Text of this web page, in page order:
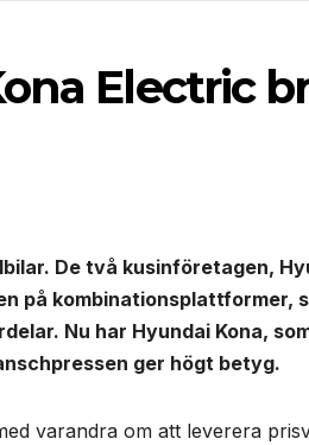
Electric
De två kusinföretagen,
på kombinationsplattformer,
Nu har Hyundai Kona,
ger högt betyg.
varandra om att leverera